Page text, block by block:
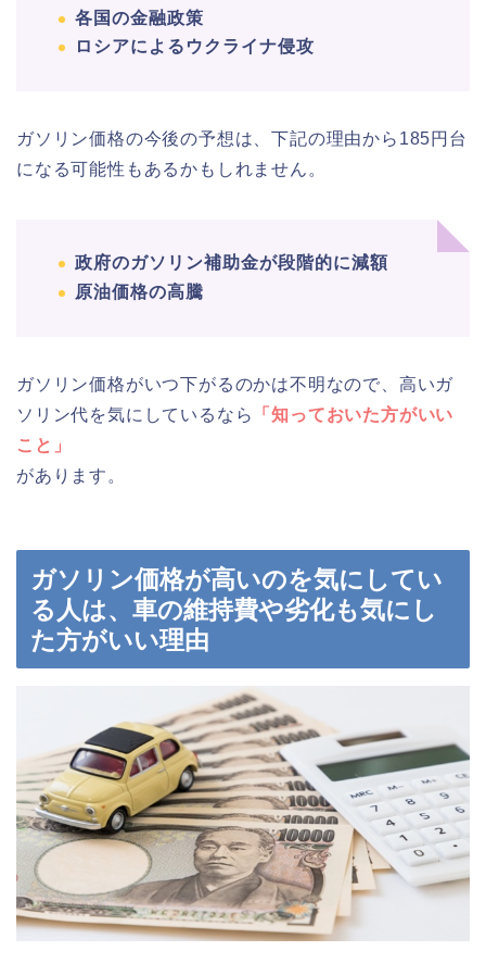
各国の金融政策
ロシアによるウクライナ侵攻
ガソリン価格の今後の予想は、下記の理由から185円台
になる可能性もあるかもしれません。
政府のガソリン補助金が段階的に減額
原油価格の高騰
ガソリン価格がいつ下がるのかは不明なので、高いガ
ソリン代を気にしているなら
「知っておいた方がいい
こと」
があります。
ガソリン価格が高いのを気にしてい
る人は、車の維持費や劣化も気にし
た方がいい理由